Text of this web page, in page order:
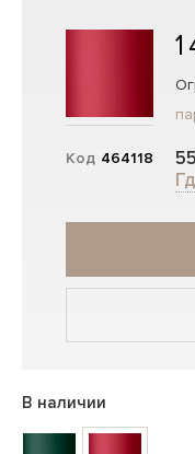
Код 464118
1
В наличии